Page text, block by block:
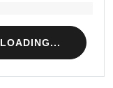
LOADING...